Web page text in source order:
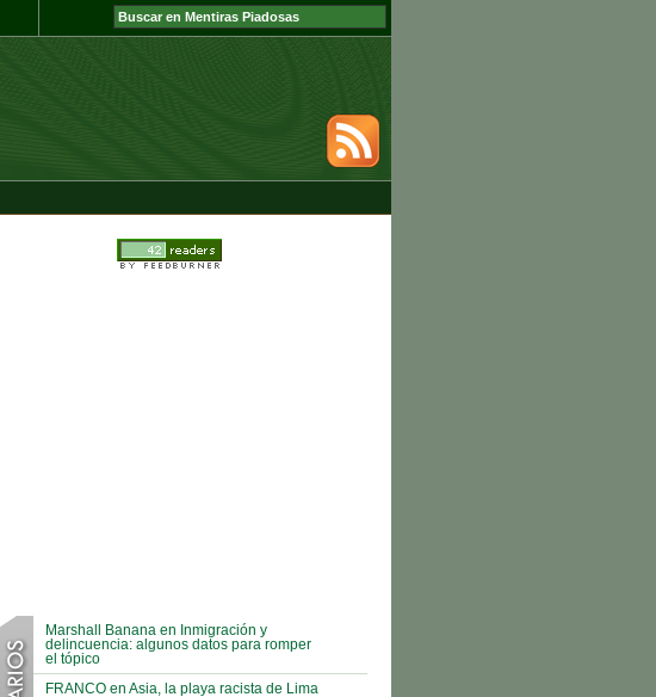
Marshall Banana en Inmigración y
delincuencia: algunos datos para romper
el tópico
FRANCO en Asia, la playa racista de Lima